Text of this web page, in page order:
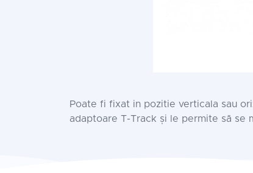
Poate fi fixat in pozitie verticala sau
adaptoare T-Track și le permite să se